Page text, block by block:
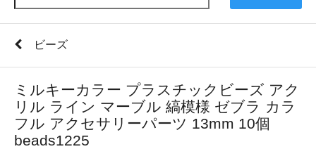
ビーズ
ミルキーカラー プラスチックビーズ アク
リル ライン マーブル 縞模様 ゼブラ カラ
フル アクセサリーパーツ 13mm 10個
beads1225